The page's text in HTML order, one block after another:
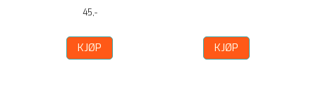
45,-
KJØP KJØP